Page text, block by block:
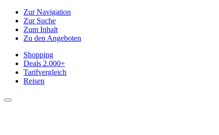
Zur Navigation
Zur Suche
Zum Inhalt
Zu den Angeboten
Shopping
Deals 2.000+
Tarifvergleich
Reisen